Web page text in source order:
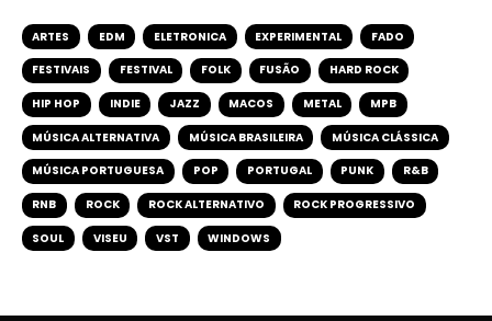
ARTES EDM ELETRONICA EXPERIMENTAL FADO
FESTIVAIS FESTIVAL FOLK FUSÃO HARD ROCK
HIP HOP INDIE JAZZ MACOS METAL MPB
MÚSICA ALTERNATIVA MÚSICA BRASILEIRA MÚSICA CLÁSSICA
MÚSICA PORTUGUESA POP PORTUGAL PUNK R&B
RNB ROCK ROCK ALTERNATIVO ROCK PROGRESSIVO
SOUL VISEU VST WINDOWS